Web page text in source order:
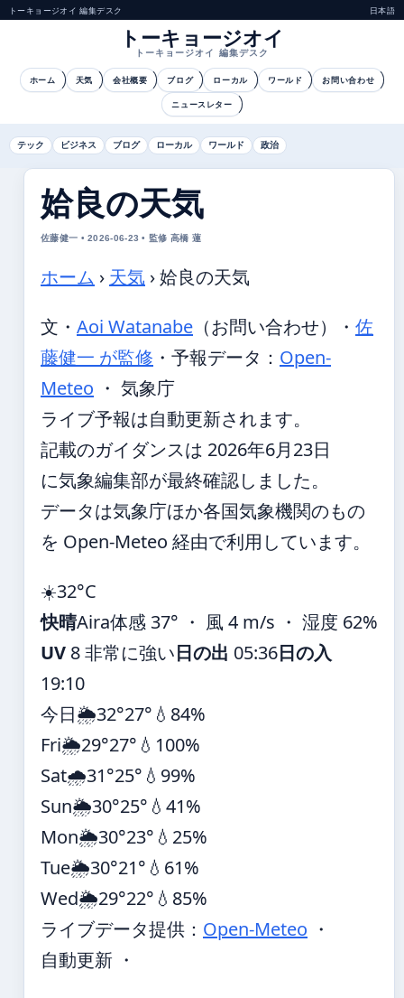
トーキョージオイ 編集デスク 日本語
トーキョージオイ
トーキョージオイ 編集デスク
ホーム 天気 会社概要 ブログ ローカル ワールド お問い合わせ
ニュースレター
テック ビジネス ブログ ローカル ワールド 政治
姶良の天気
佐藤健一 • 2026-06-23 • 監修 高橋 蓮
ホーム › 天気 ›姶良の天気
文・ Aoi Watanabe （お問い合わせ） ・ 佐
藤健一 が監修 ・ 予報データ： Open-
Meteo ・ 気象庁
ライブ予報は自動更新されます。
記載のガイダンスは 2026年6月23日
に気象編集部が最終確認しました。
データは気象庁ほか各国気象機関のもの
を Open-Meteo 経由で利用しています。
☀️32°C
快晴Aira体感 37° ・ 風 4 m/s ・ 湿度 62%
UV 8 非常に強い日の出 05:36日の入
19:10
今日🌦️32°27° 💧84%
Fri🌦️29°27° 💧100%
Sat🌧️31°25° 💧99%
Sun🌦️30°25° 💧41%
Mon🌦️30°23° 💧25%
Tue🌦️30°21° 💧61%
Wed🌦️29°22° 💧85%
ライブデータ提供： Open-Meteo ・
自動更新 ・